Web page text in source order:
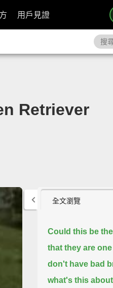
用戶見證
Retriever
全文瀏覽
Could this be
that they are
don't have bad
what's this